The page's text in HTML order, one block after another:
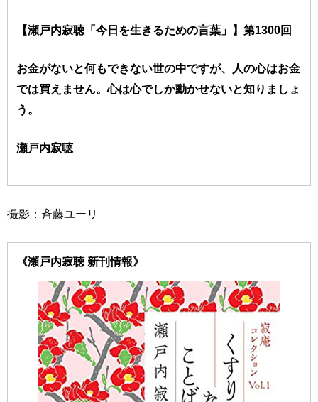
【瀬戸内寂聴「今日を生きるための言葉」】第1300回
お金がないと何もできない世の中ですが、人の心はお金
では買えません。心は心でしか動かせないと知りましょ
う。
瀬戸内寂聴
撮影：斉藤ユーリ
《瀬戸内寂聴 新刊情報》